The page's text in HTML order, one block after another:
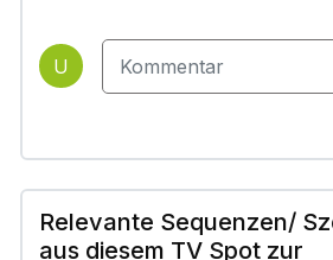
U
Relevante Sequenzen/
aus diesem TV Spot zur